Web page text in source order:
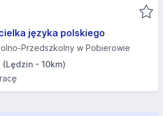
języka polskiego
Przedszkolny w Pobierowie
- 10km)